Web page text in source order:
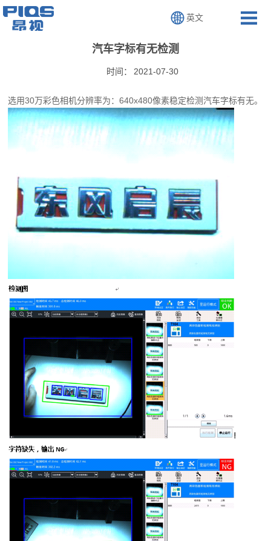
英文
汽车字标有无检测
时间： 2021-07-30
选用30万彩色相机分辨率为：640x480像素稳定检测汽车字标有无。